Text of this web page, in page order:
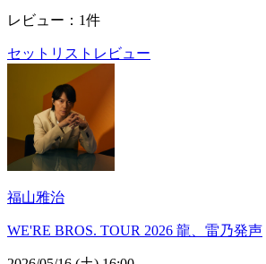
レビュー：1件
セットリスト レビュー
福山雅治
WE'RE BROS. TOUR 2026 龍、雷乃発声